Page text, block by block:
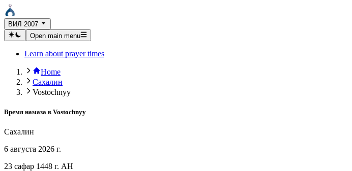
ВИЛ 2007
Open main menu
Learn about prayer times
Home
Сахалин
Vostochnyy
Время намаза в Vostochnyy
Сахалин
6 августа 2026 г.
23 сафар 1448 г. AH